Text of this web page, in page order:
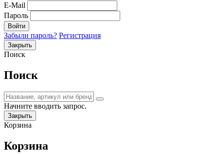
E-Mail
Пароль
Войти
Забыли пароль? Регистрация
Закрыть
Поиск
Поиск
Начните вводить запрос.
Закрыть
Корзина
Корзина